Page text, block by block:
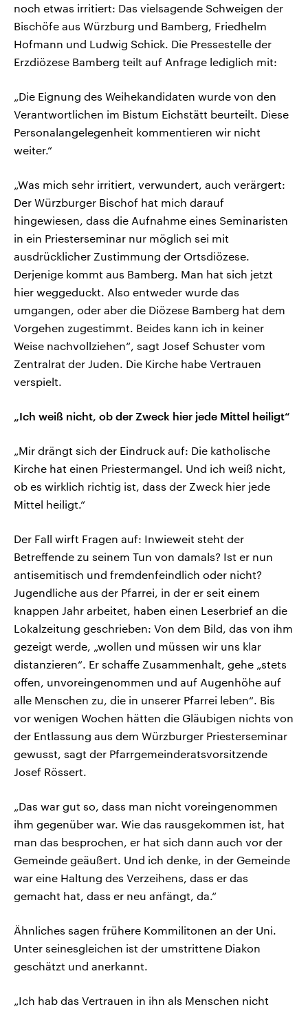
noch etwas irritiert: Das vielsagende Schweigen der
Bischöfe aus Würzburg und Bamberg, Friedhelm
Hofmann und Ludwig Schick. Die Pressestelle der
Erzdiözese Bamberg teilt auf Anfrage lediglich mit:
„Die Eignung des Weihekandidaten wurde von den
Verantwortlichen im Bistum Eichstätt beurteilt. Diese
Personalangelegenheit kommentieren wir nicht
weiter.“
„Was mich sehr irritiert, verwundert, auch verärgert:
Der Würzburger Bischof hat mich darauf
hingewiesen, dass die Aufnahme eines Seminaristen
in ein Priesterseminar nur möglich sei mit
ausdrücklicher Zustimmung der Ortsdiözese.
Derjenige kommt aus Bamberg. Man hat sich jetzt
hier weggeduckt. Also entweder wurde das
umgangen, oder aber die Diözese Bamberg hat dem
Vorgehen zugestimmt. Beides kann ich in keiner
Weise nachvollziehen“, sagt Josef Schuster vom
Zentralrat der Juden. Die Kirche habe Vertrauen
verspielt.
„Ich weiß nicht, ob der Zweck hier jede Mittel heiligt“
„Mir drängt sich der Eindruck auf: Die katholische
Kirche hat einen Priestermangel. Und ich weiß nicht,
ob es wirklich richtig ist, dass der Zweck hier jede
Mittel heiligt.“
Der Fall wirft Fragen auf: Inwieweit steht der
Betreffende zu seinem Tun von damals? Ist er nun
antisemitisch und fremdenfeindlich oder nicht?
Jugendliche aus der Pfarrei, in der er seit einem
knappen Jahr arbeitet, haben einen Leserbrief an die
Lokalzeitung geschrieben: Von dem Bild, das von ihm
gezeigt werde, „wollen und müssen wir uns klar
distanzieren“. Er schaffe Zusammenhalt, gehe „stets
offen, unvoreingenommen und auf Augenhöhe auf
alle Menschen zu, die in unserer Pfarrei leben“. Bis
vor wenigen Wochen hätten die Gläubigen nichts von
der Entlassung aus dem Würzburger Priesterseminar
gewusst, sagt der Pfarrgemeinderatsvorsitzende
Josef Rössert.
„Das war gut so, dass man nicht voreingenommen
ihm gegenüber war. Wie das rausgekommen ist, hat
man das besprochen, er hat sich dann auch vor der
Gemeinde geäußert. Und ich denke, in der Gemeinde
war eine Haltung des Verzeihens, dass er das
gemacht hat, dass er neu anfängt, da.“
Ähnliches sagen frühere Kommilitonen an der Uni.
Unter seinesgleichen ist der umstrittene Diakon
geschätzt und anerkannt.
„Ich hab das Vertrauen in ihn als Menschen nicht